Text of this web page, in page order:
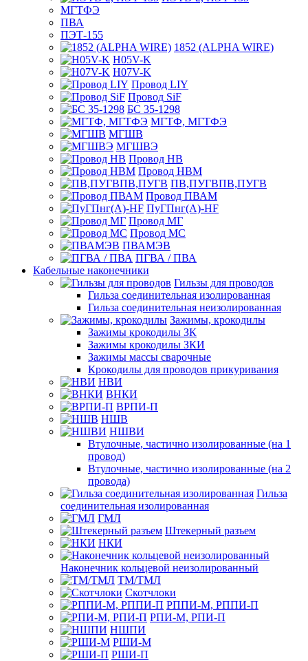
МГТФЭ
ПВА
ПЭТ-155
1852 (ALPHA WIRE)
H05V-K
H07V-K
Провод LIY
Провод SiF
БС 35-1298
МГТФ, МГТФЭ
МГШВ
МГШВЭ
Провод НВ
Провод НВМ
ПВ,ПУГВПВ,ПУГВ
Провод ПВАМ
ПуГПнг(A)-HF
Провод МГ
Провод МС
ПВАМЭВ
ПГВА / ПВА
Кабельные наконечники
Гильзы для проводов
Гильза соединительная изолированная
Гильза соединительная неизолированная
Зажимы, крокодилы
Зажимы крокодилы ЗК
Зажимы крокодилы ЗКИ
Зажимы массы сварочные
Крокодилы для проводов прикуривания
НВИ
ВНКИ
ВРПИ-П
НШВ
НШВИ
Втулочные, частично изолированные (на 1
провод)
Втулочные, частично изолированные (на 2
провода)
Гильза
соединительная изолированная
ГМЛ
Штекерный разъем
НКИ
Наконечник кольцевой неизолированный
ТМ/ТМЛ
Скотчлоки
РППИ-М, РППИ-П
РПИ-М, РПИ-П
НШПИ
РШИ-М
РШИ-П